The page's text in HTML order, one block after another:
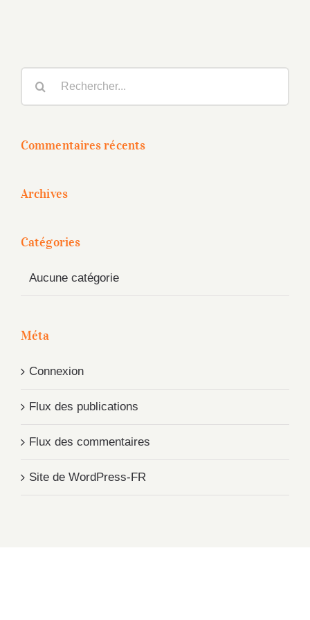
Commentaires récents
Archives
Catégories
Aucune catégorie
Méta
Connexion
Flux des publications
Flux des commentaires
Site de WordPress-FR